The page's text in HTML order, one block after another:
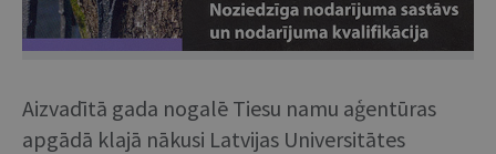
Aizvadītā gada nogalē Tiesu namu aģentūras
apgādā klajā nākusi Latvijas Universitātes